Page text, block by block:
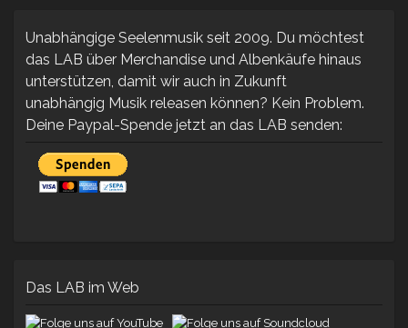
Unabhängige Seelenmusik seit 2009. Du möchtest
das LAB über Merchandise und Albenkäufe hinaus
unterstützen, damit wir auch in Zukunft
unabhängig Musik releasen können? Kein Problem.
Deine Paypal-Spende jetzt an das LAB senden:
Das LAB im Web